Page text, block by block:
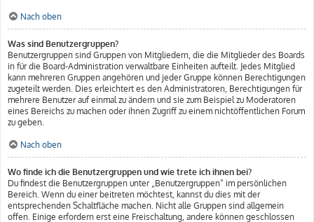
Nach oben
Was sind Benutzergruppen?
Benutzergruppen sind Gruppen von Mitgliedern, die die Mitglieder des Boards
in für die Board-Administration verwaltbare Einheiten aufteilt. Jedes Mitglied
kann mehreren Gruppen angehören und jeder Gruppe können Berechtigungen
zugeteilt werden. Dies erleichtert es den Administratoren, Berechtigungen für
mehrere Benutzer auf einmal zu ändern und sie zum Beispiel zu Moderatoren
eines Bereichs zu machen oder ihnen Zugriff zu einem nichtöffentlichen Forum
zu geben.
Nach oben
Wo finde ich die Benutzergruppen und wie trete ich ihnen bei?
Du findest die Benutzergruppen unter „Benutzergruppen“ im persönlichen
Bereich. Wenn du einer beitreten möchtest, kannst du dies mit der
entsprechenden Schaltfläche machen. Nicht alle Gruppen sind allgemein
offen. Einige erfordern erst eine Freischaltung, andere können geschlossen